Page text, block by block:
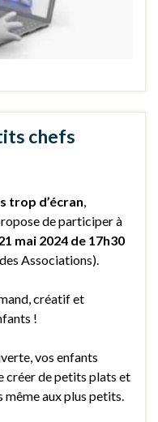
chefs
trop d’écran
de participer à
mai 2024 de 17h30
Associations).
créatif et
!
vos enfants
créer de petits plats et
aux plus petits.